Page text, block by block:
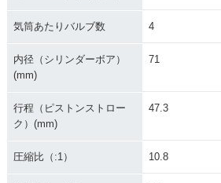
気筒あたりバルブ数 4
内径（シリンダーボア）
(mm)
71
行程（ピストンストロー
ク）(mm)
47.3
圧縮比（:1） 10.8